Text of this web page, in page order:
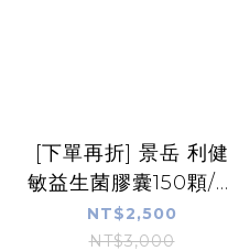
[下單再折] 景岳 利健
敏益生菌膠囊150顆/盒
| 複方 LP33 益生菌
(敏亦樂第三代)
NT$2,500
NT$3,000